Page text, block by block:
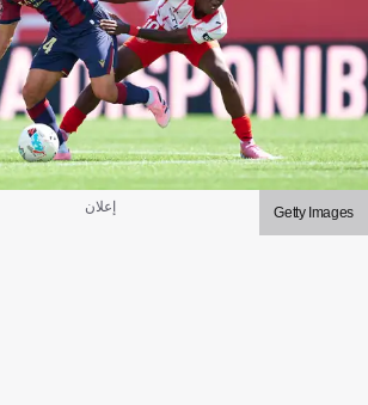
Getty Images إعلان